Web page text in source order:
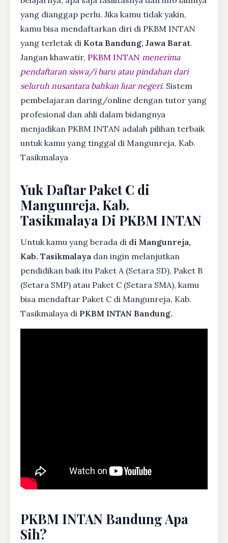
yang dianggap perlu. Jika kamu tidak yakin,
kamu bisa mendaftarkan diri di PKBM INTAN
yang terletak di Kota Bandung, Jawa Barat.
Jangan khawatir, PKBM INTAN menerima
pendaftaran siswa/i baru atau pindahan dari
seluruh nusantara bahkan luar negeri. Sistem
pembelajaran daring/online dengan tutor yang
profesional dan ahli dalam bidangnya
menjadikan PKBM INTAN adalah pilihan terbaik
untuk kamu yang tinggal di Mangunreja, Kab.
Tasikmalaya
Yuk Daftar Paket C di
Mangunreja, Kab.
Tasikmalaya Di PKBM INTAN
Untuk kamu yang berada di di Mangunreja,
Kab. Tasikmalaya dan ingin melanjutkan
pendidikan baik itu Paket A (Setara SD), Paket B
(Setara SMP) atau Paket C (Setara SMA), kamu
bisa mendaftar Paket C di Mangunreja, Kab.
Tasikmalaya di PKBM INTAN Bandung.
PKBM INTAN Bandung Apa
Sih?